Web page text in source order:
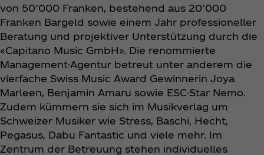
von 50’000 Franken, bestehend aus 20’000
Franken Bargeld sowie einem Jahr professioneller
Beratung und projektiver Unterstützung durch die
«Capitano Music GmbH». Die renommierte
Management-Agentur betreut unter anderem die
vierfache Swiss Music Award Gewinnerin Joya
Marleen, Benjamin Amaru sowie ESC-Star Nemo.
Zudem kümmern sie sich im Musikverlag um
Schweizer Musiker wie Stress, Baschi, Hecht,
Pegasus, Dabu Fantastic und viele mehr. Im
Zentrum der Betreuung stehen individuelles